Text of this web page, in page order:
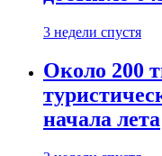
3 недели спустя
Около 200
начала лета